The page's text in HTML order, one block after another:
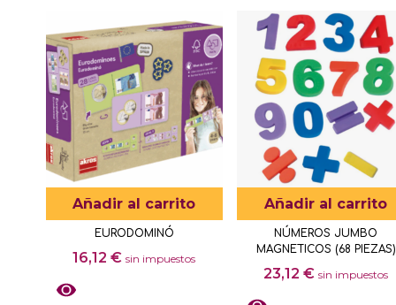
Añadir al carrito
EURODOMINÓ
16,12€ sin impuestos
Añadir al carrito
NÚMEROS JUMBO
MAGNETICOS (68 PIEZAS)
23,12 € sin impuestos